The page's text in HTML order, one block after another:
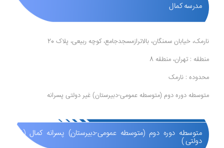
مدرسه کمال
نارمک، خیابان سمنگان، بالاترازمسجدجامع، کوچه ربیعی، پلاک 20
منطقه : تهران، منطقه 8
محدوده : نارمک
متوسطه دوره دوم (متوسطه عمومی-دبیرستان) غیر دولتی پسرانه
متوسطه دوره دوم (متوسطه عمومی-دبیرستان) پسرانه کمال (غیر
دولتی )